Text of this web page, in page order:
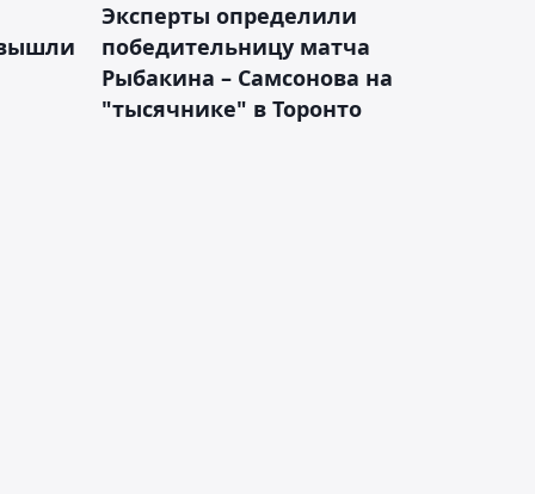
Эксперты определили
победительницу матча
Рыбакина – Самсонова на
"тысячнике" в Торонто